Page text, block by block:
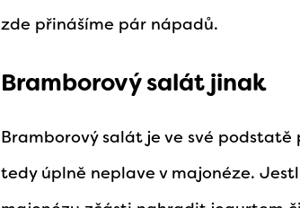
zde přinášíme pár nápadů.
Bramborový salát jinak
Bramborový salát je ve své
tedy úplně neplave v majonéze.